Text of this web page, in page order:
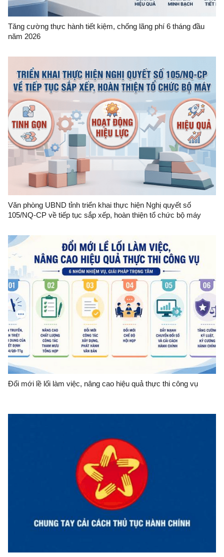
Tăng cường thực hành tiết kiệm, chống lãng phí 6 tháng đầu
năm 2026
Văn phòng UBND tỉnh triển khai thực hiện Nghị quyết số
105/NQ-CP về tiếp tục sắp xếp, hoàn thiện tổ chức bộ máy
Đổi mới lề lối làm việc, nâng cao hiệu quả thực thi công vụ